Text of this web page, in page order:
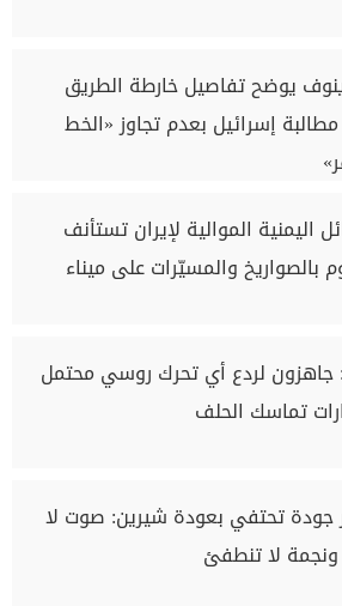
يوضح تفاصيل خارطة الطريق
إسرائيل بعدم تجاوز «الخط
اليمنية الموالية لإيران تستأنف
بالصواريخ والمسيّرات على ميناء
جاهزون لردع أي تحرك روسي محتمل
تماسك الحلف
تحتفي بعودة شيرين: صوت لا
لا تنطفئ